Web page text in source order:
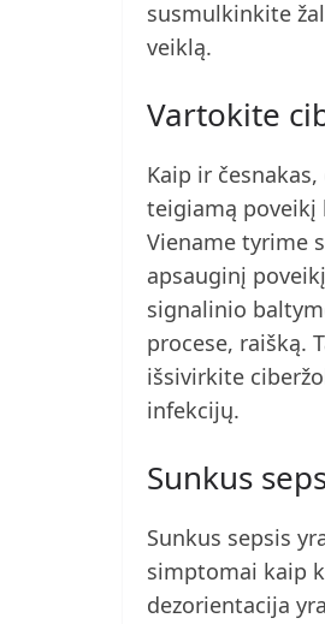
susmulkinkite
veiklą.
Vartokite
Kaip ir
teigiamą poveikį
Viename tyrime
apsauginį
signalinio
procese, raišką.
išsivirkite
infekcijų.
Sunkus
Sunkus sepsis
simptomai kaip
dezorientacija